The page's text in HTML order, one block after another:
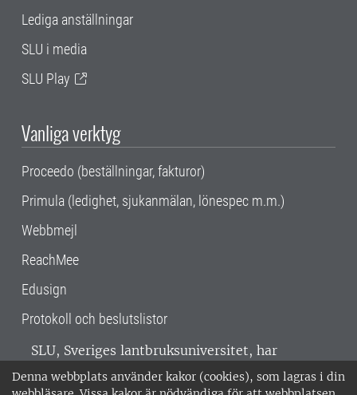
Denna webbplats använder kakor (cookies), som lagras i din
Lediga anställningar
SLU i media
SLU Play
Vanliga verktyg
Proceedo (beställningar, fakturor)
Primula (ledighet, sjukanmälan, lönespec m.m.)
Webbmejl
ReachMee
Edusign
Protokoll och beslutslistor
SLU, Sveriges lantbruksuniversitet, har
verksamhet över hela Sverige. Huvudorter är
Alnarp, Uppsala och Umeå.SLU är